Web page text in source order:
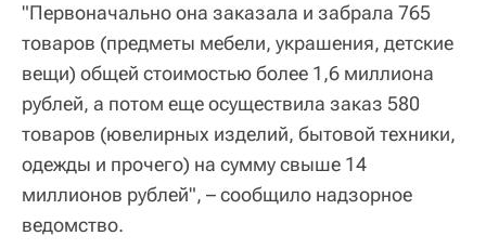
"Первоначально она заказала и забрала 765
товаров (предметы мебели, украшения, детские
вещи) общей стоимостью более 1,6 миллиона
рублей, а потом еще осуществила заказ 580
товаров (ювелирных изделий, бытовой техники,
одежды и прочего) на сумму свыше 14
миллионов рублей", – сообщило надзорное
ведомство.